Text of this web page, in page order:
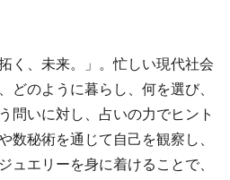
く、未来。」。忙しい現代社会
どのように暮らし、何を選び、
問いに対し、占いの力でヒント
数秘術を通じて自己を観察し、
ュエリーを身に着けることで、